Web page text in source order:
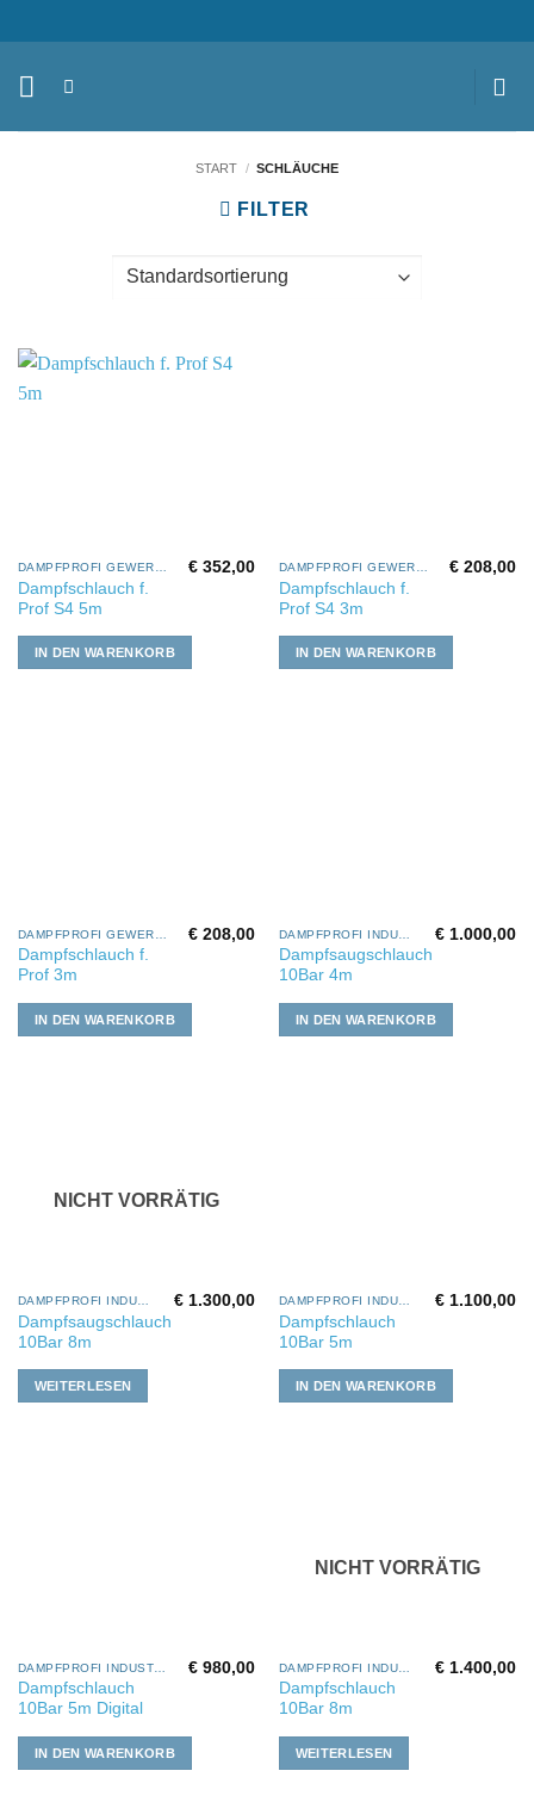
Inhalt
springen
START / SCHLÄUCHE
FILTER
Dampfschlauch f.
Prof S4 5m
€ 352,00
IN DEN WARENKORB
Dampfschlauch f.
Prof S4 3m
€ 208,00
IN DEN WARENKORB
Dampfschlauch f.
Prof 3m
€ 208,00
IN DEN WARENKORB
Dampfsaugschlauch
10Bar 4m
€ 1.000,00
IN DEN WARENKORB
NICHT VORRÄTIG
Dampfsaugschlauch
10Bar 8m
€ 1.300,00
WEITERLESEN
Dampfschlauch
10Bar 5m
€ 1.100,00
IN DEN WARENKORB
Dampfschlauch
10Bar 5m Digital
€ 980,00
IN DEN WARENKORB
NICHT VORRÄTIG
Dampfschlauch
10Bar 8m
€ 1.400,00
WEITERLESEN